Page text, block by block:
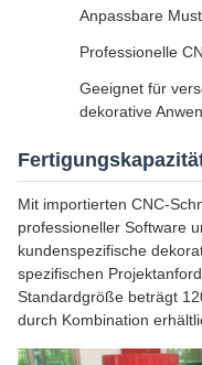
Anpassbare
Professionelle
Geeignet für
dekorative
Mit importierten CNC-
professioneller Software
kundenspezifische
spezifischen
Standardgröße beträgt
durch Kombination